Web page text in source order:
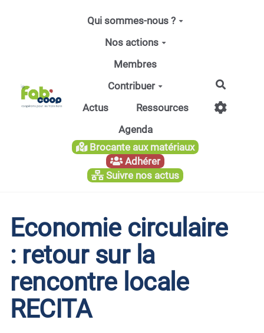
Aller au contenu principal
Qui sommes-nous ?
Nos actions
Membres
Contribuer
Actus
Ressources
Agenda
Brocante aux matériaux
Adhérer
Suivre nos actus
Economie circulaire
: retour sur la
rencontre locale
RECITA